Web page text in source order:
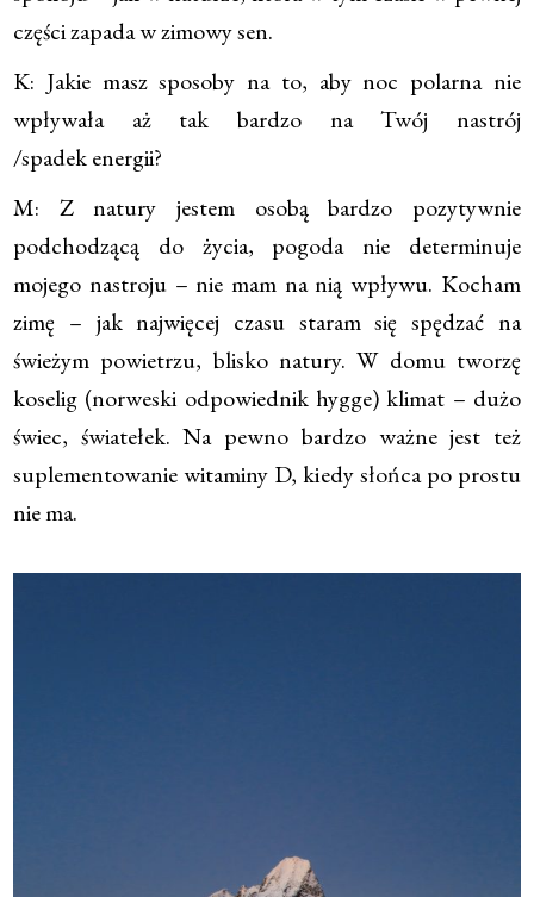
części zapada w zimowy sen.
K: Jakie masz sposoby na to, aby noc polarna nie
wpływała aż tak bardzo na Twój nastrój
/spadek energii?
M: Z natury jestem osobą bardzo pozytywnie
podchodzącą do życia, pogoda nie determinuje
mojego nastroju – nie mam na nią wpływu. Kocham
zimę – jak najwięcej czasu staram się spędzać na
świeżym powietrzu, blisko natury. W domu tworzę
koselig (norweski odpowiednik hygge) klimat – dużo
świec, światełek. Na pewno bardzo ważne jest też
suplementowanie witaminy D, kiedy słońca po prostu
nie ma.